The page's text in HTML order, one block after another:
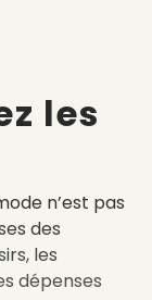
les
n’est pas
des
les
dépenses